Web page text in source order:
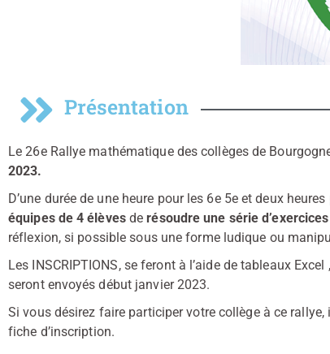
Présentation
Le 26e Rallye mathématique des collèges de
2023.
D’une durée de une heure pour les 6e 5e et deux
équipes de 4 élèvesderésoudre une série d’exercices
réflexion, si possible sous une forme ludique ou
Les INSCRIPTIONS, se feront à l’aide de tableaux
seront envoyés début janvier 2023.
Si vous désirez faire participer votre collège à ce
fiche d’inscription.